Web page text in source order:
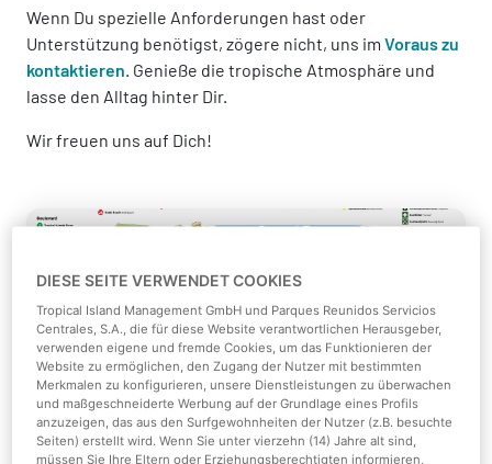
Wenn Du spezielle Anforderungen hast oder
Unterstützung benötigst, zögere nicht, uns im Voraus zu
kontaktieren. Genieße die tropische Atmosphäre und
lasse den Alltag hinter Dir.
Wir freuen uns auf Dich!
Lageplan
EineÜbersichtüber alle Einrichtungen und ihre
DIESE SEITE VERWENDET COOKIES
Tropical Island Management GmbH und Parques Reunidos Servicios
Centrales, S.A., die für diese Website verantwortlichen Herausgeber,
verwenden eigene und fremde Cookies, um das Funktionieren der
Website zu ermöglichen, den Zugang der Nutzer mit bestimmten
Merkmalen zu konfigurieren, unsere Dienstleistungen zu überwachen
und maßgeschneiderte Werbung auf der Grundlage eines Profils
anzuzeigen, das aus den Surfgewohnheiten der Nutzer (z.B. besuchte
Seiten) erstellt wird. Wenn Sie unter vierzehn (14) Jahre alt sind,
müssen Sie Ihre Eltern oder Erziehungsberechtigten informieren,